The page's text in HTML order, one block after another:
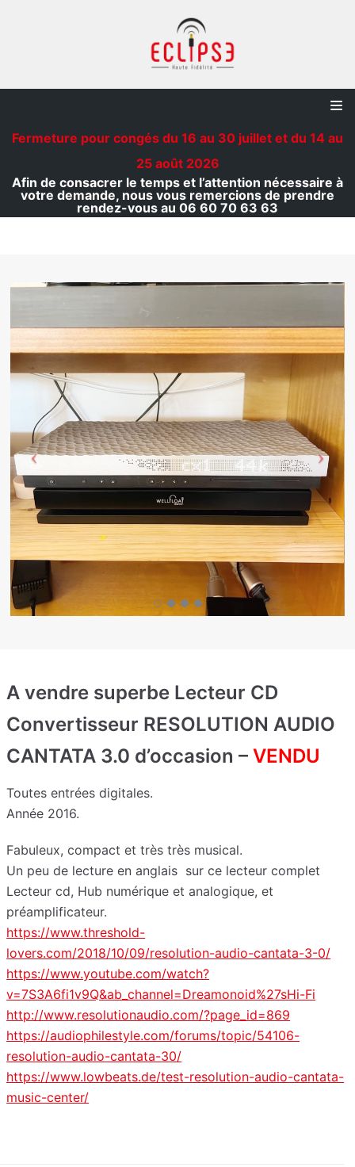
Fermeture pour congés du 16 au 30 juillet et du 14 au
25 août 2026
Afin de consacrer le temps et l’attention nécessaire à
votre demande, nous vous remercions de prendre
rendez-vous au 06 60 70 63 63
A vendre superbe Lecteur CD
Convertisseur RESOLUTION AUDIO
CANTATA 3.0 d’occasion –VENDU
Toutes entrées digitales.
Année 2016.
Fabuleux, compact et très très musical.
Un peu de lecture en anglais sur ce lecteur complet
Lecteur cd, Hub numérique et analogique, et
préamplificateur.
https://www.threshold-
lovers.com/2018/10/09/resolution-audio-cantata-3-0/
https://www.youtube.com/watch?
v=7S3A6fi1v9Q&ab_channel=Dreamonoid%27sHi-Fi
http://www.resolutionaudio.com/?page_id=869
https://audiophilestyle.com/forums/topic/54106-
resolution-audio-cantata-30/
https://www.lowbeats.de/test-resolution-audio-cantata-
music-center/